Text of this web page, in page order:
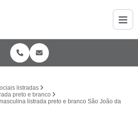
listradas
preto e branco
listrada preto e branco São João da